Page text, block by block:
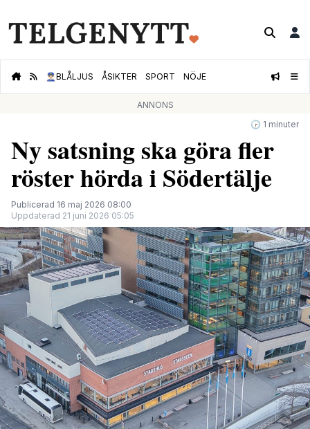
👮🏻‍♂️BLÅLJUS ÅSIKTER SPORT NÖJE
ANNONS
🕝 1 minuter
Ny satsning ska göra fler
röster hörda i Södertälje
Publicerad 16 maj 2026 08:00
Uppdaterad 21 juni 2026 05:05